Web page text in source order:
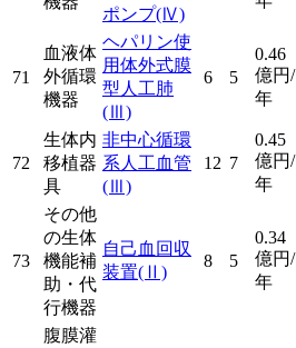
ポンプ(Ⅳ)
71
血液体
外循環
機器
ヘパリン使
用体外式膜
型人工肺
(Ⅲ)
6 5
0.46
億円/
年
72
生体内
移植器
具
非中心循環
系人工血管
(Ⅲ)
12 7
0.45
億円/
年
73
その他
の生体
機能補
助・代
行機器
自己血回収
装置(Ⅱ)
8 5
0.34
億円/
年
腹膜灌